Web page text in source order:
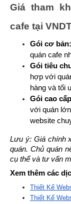
Giá tham
cafe tại
Gói cơ bản:
quán cafe
Gói tiêu
hợp với
hàng và tối
Gói cao
với quán
website
Lưu ý: Giá chính
quán. Chủ quán
cụ thể và tư vấn
Xem thêm các
Thiết Kế
Thiết Kế